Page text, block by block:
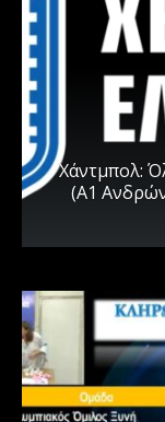
Χάντμπολ:
(Α1